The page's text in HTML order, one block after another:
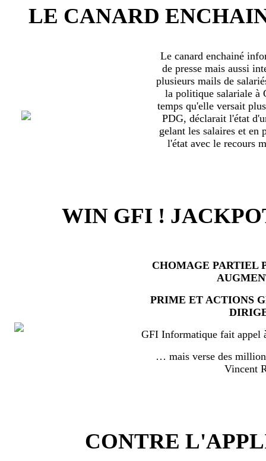
LE CANARD
Le canard enchainé
de presse mais aussi
plusieurs mails de
la politique salariale à
temps qu'elle versait
PDG, déclarait l'état
gelant les salaires et en
l'état avec le recours
WIN GFI !
CHOMAGE PARTIEL
PRIME ET ACTIONS
GFI Informatique fait appel
… mais verse des
Vincent
CONTRE